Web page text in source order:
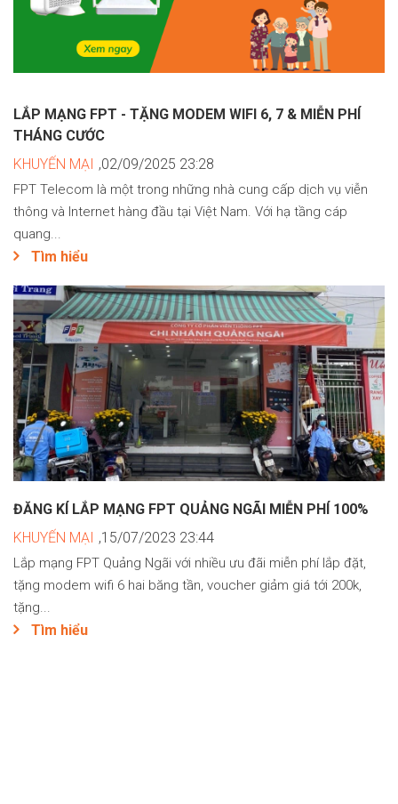
LẮP MẠNG FPT - TẶNG MODEM WIFI 6, 7 & MIỄN PHÍ
THÁNG CƯỚC
KHUYẾN MẠI ,02/09/2025 23:28
FPT Telecom là một trong những nhà cung cấp dịch vụ viễn
thông và Internet hàng đầu tại Việt Nam. Với hạ tầng cáp
quang...
Tìm hiểu
ĐĂNG KÍ LẮP MẠNG FPT QUẢNG NGÃI MIỄN PHÍ 100%
KHUYẾN MẠI ,15/07/2023 23:44
Lắp mạng FPT Quảng Ngãi với nhiều ưu đãi miễn phí lắp đặt,
tặng modem wifi 6 hai băng tần, voucher giảm giá tới 200k,
tặng...
Tìm hiểu